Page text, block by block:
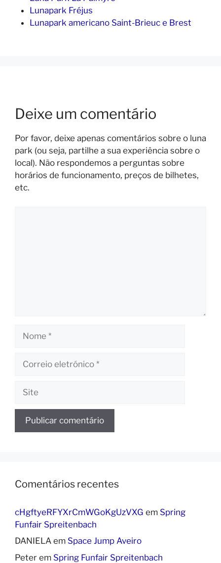
Lunapark Fréjus
Lunapark americano Saint-Brieuc e Brest
Deixe um comentário
Por favor, deixe apenas comentários sobre o luna
park (ou seja, partilhe a sua experiência sobre o
local). Não respondemos a perguntas sobre
horários de funcionamento, preços de bilhetes,
etc.
eletrónico
Comentários recentes
cHgftyeRFYXrCmWGoKgUzVXG em Spring
Funfair Spreitenbach
DANIELA em Space Jump Aveiro
Peter em Spring Funfair Spreitenbach